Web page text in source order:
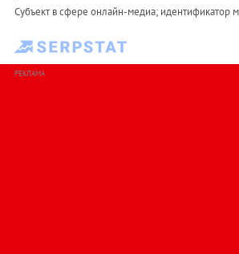
Субъект в сфере онлайн-медиа; идентификатор
РЕКЛАМА